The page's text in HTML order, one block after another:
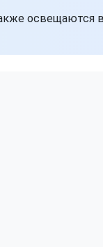
освещаются